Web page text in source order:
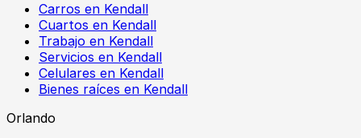
Carros en Kendall
Cuartos en Kendall
Trabajo en Kendall
Servicios en Kendall
Celulares en Kendall
Bienes raíces en Kendall
Orlando